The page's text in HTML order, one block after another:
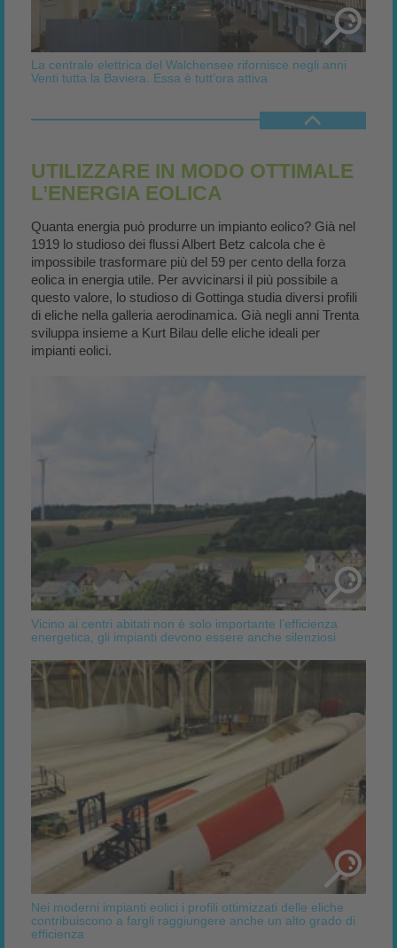
La centrale elettrica del Walchensee rifornisce negli anni
Venti tutta la Baviera. Essa è tutt’ora attiva
UTILIZZARE IN MODO OTTIMALE
L’ENERGIA EOLICA
Quanta energia può produrre un impianto eolico? Già nel
1919 lo studioso dei flussi Albert Betz calcola che è
impossibile trasformare più del 59 per cento della forza
eolica in energia utile. Per avvicinarsi il più possibile a
questo valore, lo studioso di Gottinga studia diversi profili
di eliche nella galleria aerodinamica. Già negli anni Trenta
sviluppa insieme a Kurt Bilau delle eliche ideali per
impianti eolici.
Vicino ai centri abitati non è solo importante l’efficienza
energetica, gli impianti devono essere anche silenziosi
Nei moderni impianti eolici i profili ottimizzati delle eliche
contribuiscono a fargli raggiungere anche un alto grado di
efficienza